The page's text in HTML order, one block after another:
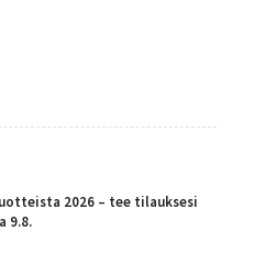
2026 – tee tilauksesi
9.8.